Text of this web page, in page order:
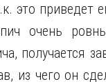
это
очень
получается
из чего он